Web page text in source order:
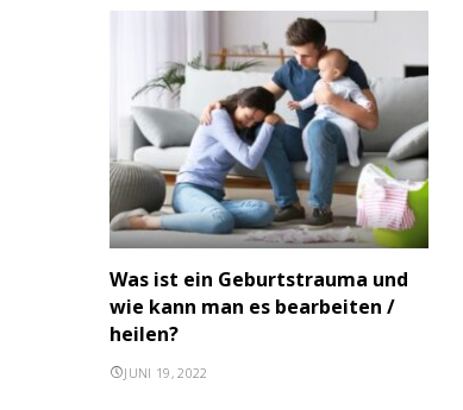
Was ist ein Geburtstrauma und
wie kann man es bearbeiten /
heilen?
JUNI 19, 2022